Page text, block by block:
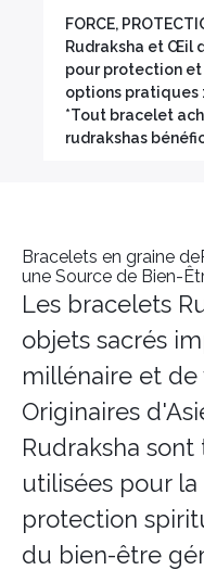
Bracelets en graine
une Source de Bien-
Les bracelets
objets sacrés
millénaire et de
Originaires
Rudraksha
utilisées pour
protection
du bien-être
FORCE,
Rudraksha et Œil
pour protection et
options pratiques
*Tout bracelet
rudrakshas